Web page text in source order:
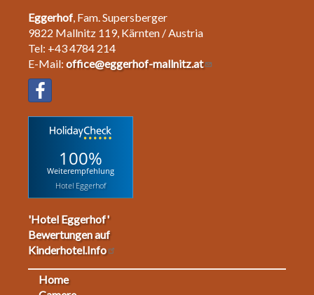
Eggerhof, Fam. Supersberger
9822 Mallnitz 119, Kärnten / Austria
Tel: +43 4784 214
E-Mail: office@eggerhof-mallnitz.at
100%
Weiterempfehlung
Hotel Eggerhof
'Hotel Eggerhof'
Bewertungen auf
Kinderhotel.Info
Home